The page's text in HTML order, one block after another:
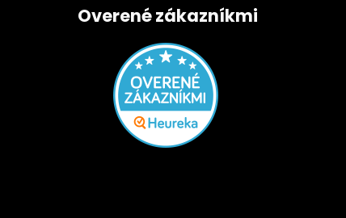
Overené zákazníkmi